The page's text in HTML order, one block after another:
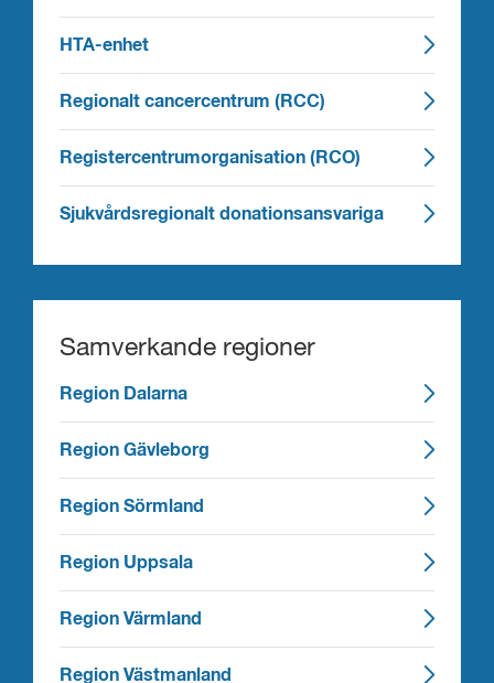
HTA-enhet
Regionalt cancercentrum (RCC)
Registercentrumorganisation (RCO)
Sjukvårdsregionalt donationsansvariga
Samverkande regioner
Region Dalarna
Region Gävleborg
Region Sörmland
Region Uppsala
Region Värmland
Region Västmanland